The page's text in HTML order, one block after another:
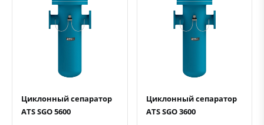
Циклонный сепаратор
ATS SGO 5600
Циклонный сепаратор
ATS SGO 3600